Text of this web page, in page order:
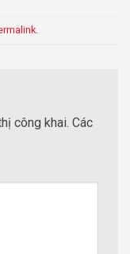
công khai. Các